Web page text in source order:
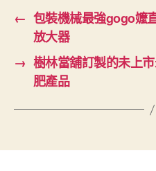
← 包裝機械最強gogo嬤
放大器
→ 樹林當舖訂製的未上
肥產品